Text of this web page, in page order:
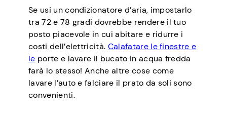
Se usi un condizionatore d’aria, impostarlo
tra 72 e 78 gradi dovrebbe rendere il tuo
posto piacevole in cui abitare e ridurre i
costi dell’elettricità. Calafatare le finestre e
le porte e lavare il bucato in acqua fredda
farà lo stesso! Anche altre cose come
lavare l’auto e falciare il prato da soli sono
convenienti.